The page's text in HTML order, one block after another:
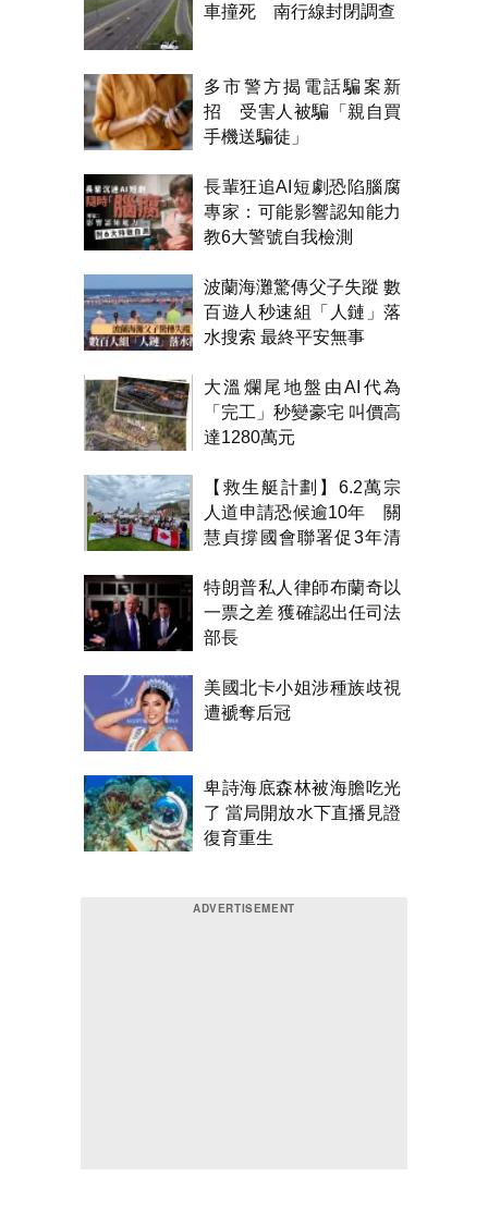
車撞死 南行線封閉調查
多市警方揭電話騙案新
招 受害人被騙「親自買
手機送騙徒」
長輩狂追AI短劇恐陷腦腐
專家：可能影響認知能力
教6大警號自我檢測
波蘭海灘驚傳父子失蹤 數
百遊人秒速組「人鏈」落
水搜索 最終平安無事
大溫爛尾地盤由AI代為
「完工」秒變豪宅 叫價高
達1280萬元
【救生艇計劃】6.2萬宗
人道申請恐候逾10年 關
慧貞撐國會聯署促3年清
特朗普私人律師布蘭奇以
一票之差 獲確認出任司法
部長
美國北卡小姐涉種族歧視
遭褫奪后冠
卑詩海底森林被海膽吃光
了 當局開放水下直播見證
復育重生